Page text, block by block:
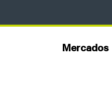
Mercados